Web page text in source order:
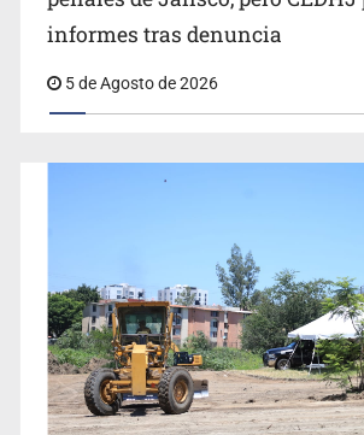
informes tras denuncia
5 de Agosto de 2026